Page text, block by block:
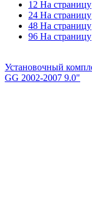
12 На страницу
24 На страницу
48 На страницу
96 На страницу
Установочный
GG 2002-2007 9.0"